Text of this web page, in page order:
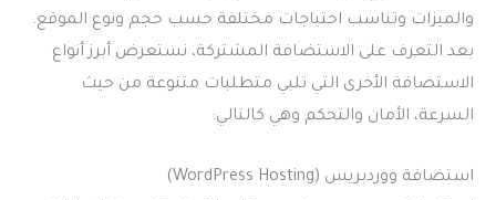
والميزات وتناسب احتياجات مختلفة حسب حجم ونوع الموقع.
بعد التعرف على الاستضافة المشتركة، نستعرض أبرز أنواع
الاستضافة الأخرى التي تلبي متطلبات متنوعة من حيث
السرعة، الأمان والتحكم وهي كالتالي:
استضافة ووردبريس (WordPress Hosting)